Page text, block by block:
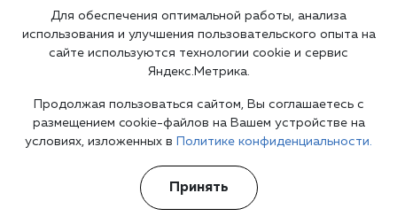
Реактивный психоз
Отзывы о работе клиники
Для обеспечения оптимальной работы, анализа
использования и улучшения пользовательского опыта на
сайте используются технологии cookie и сервис
Яндекс.Метрика.
Продолжая пользоваться сайтом, Вы соглашаетесь с
размещением cookie-файлов на Вашем устройстве на
условиях, изложенных в
Политике конфиденциальности.
Принять